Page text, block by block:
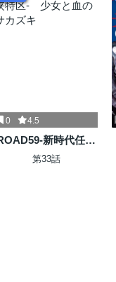
0 4.5
新時代任侠
特区- 少女と血のサ
第33話